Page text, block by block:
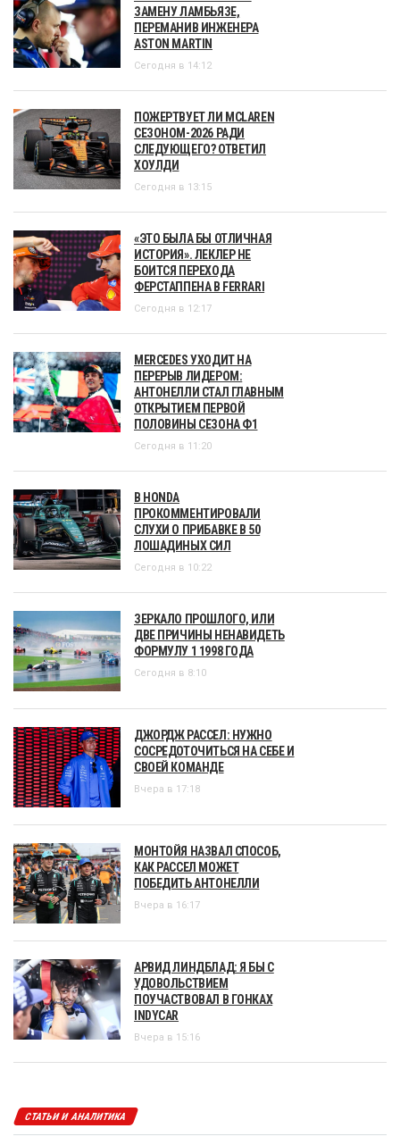
ЗАМЕНУ ЛАМБЬЯЗЕ,
ПЕРЕМАНИВ ИНЖЕНЕРА
ASTON MARTIN
Сегодня в 14:12
ПОЖЕРТВУЕТ ЛИ MCLAREN
СЕЗОНОМ-2026 РАДИ
СЛЕДУЮЩЕГО? ОТВЕТИЛ
ХОУЛДИ
Сегодня в 13:15
«ЭТО БЫЛА БЫ ОТЛИЧНАЯ
ИСТОРИЯ». ЛЕКЛЕР НЕ
БОИТСЯ ПЕРЕХОДА
ФЕРСТАППЕНА В FERRARI
Сегодня в 12:17
MERCEDES УХОДИТ НА
ПЕРЕРЫВ ЛИДЕРОМ:
АНТОНЕЛЛИ СТАЛ ГЛАВНЫМ
ОТКРЫТИЕМ ПЕРВОЙ
ПОЛОВИНЫ СЕЗОНА Ф1
Сегодня в 11:20
В HONDA
ПРОКОММЕНТИРОВАЛИ
СЛУХИ О ПРИБАВКЕ В 50
ЛОШАДИНЫХ СИЛ
Сегодня в 10:22
ЗЕРКАЛО ПРОШЛОГО, ИЛИ
ДВЕ ПРИЧИНЫ НЕНАВИДЕТЬ
ФОРМУЛУ 1 1998 ГОДА
Сегодня в 8:10
ДЖОРДЖ РАССЕЛ: НУЖНО
СОСРЕДОТОЧИТЬСЯ НА СЕБЕ И
СВОЕЙ КОМАНДЕ
Вчера в 17:18
МОНТОЙЯ НАЗВАЛ СПОСОБ,
КАК РАССЕЛ МОЖЕТ
ПОБЕДИТЬ АНТОНЕЛЛИ
Вчера в 16:17
АРВИД ЛИНДБЛАД: Я БЫ С
УДОВОЛЬСТВИЕМ
ПОУЧАСТВОВАЛ В ГОНКАХ
INDYCAR
Вчера в 15:16
СТАТЬИ И АНАЛИТИКА